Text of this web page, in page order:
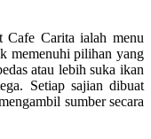
Cafe Carita ialah menu
memenuhi pilihan yang
atau lebih suka ikan
Setiap sajian dibuat
sumber secara